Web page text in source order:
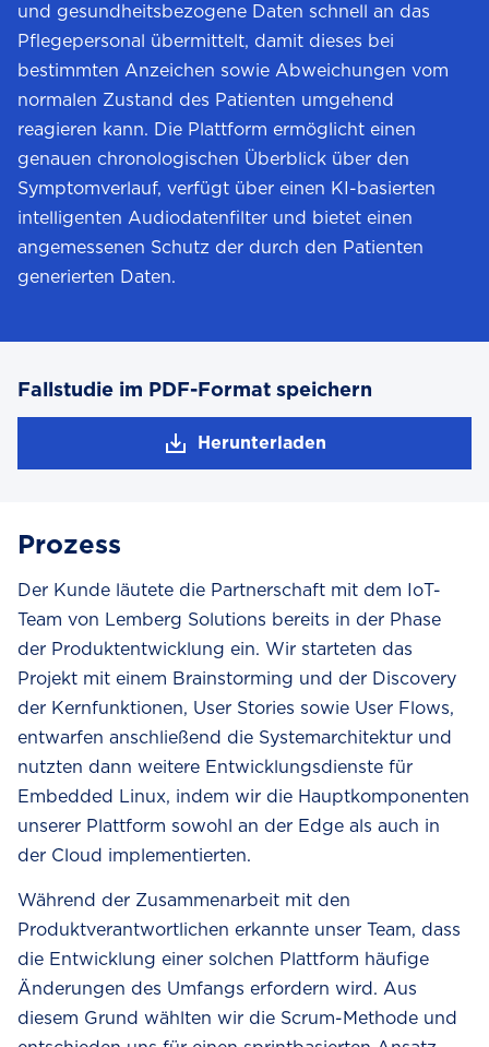
und gesundheitsbezogene Daten schnell an das
Pflegepersonal übermittelt, damit dieses bei
bestimmten Anzeichen sowie Abweichungen vom
normalen Zustand des Patienten umgehend
reagieren kann. Die Plattform ermöglicht einen
genauen chronologischen Überblick über den
Symptomverlauf, verfügt über einen KI-basierten
intelligenten Audiodatenfilter und bietet einen
angemessenen Schutz der durch den Patienten
generierten Daten.
Prozess
Der Kunde läutete die Partnerschaft mit dem IoT-
Team von Lemberg Solutions bereits in der Phase
der Produktentwicklung ein. Wir starteten das
Projekt mit einem Brainstorming und der Discovery
der Kernfunktionen, User Stories sowie User Flows,
entwarfen anschließend die Systemarchitektur und
nutzten dann weitere Entwicklungsdienste für
Embedded Linux, indem wir die Hauptkomponenten
unserer Plattform sowohl an der Edge als auch in
der Cloud implementierten.
Während der Zusammenarbeit mit den
Produktverantwortlichen erkannte unser Team, dass
die Entwicklung einer solchen Plattform häufige
Änderungen des Umfangs erfordern wird. Aus
diesem Grund wählten wir die Scrum-Methode und
Fallstudie im PDF-Format speichern
Herunterladen